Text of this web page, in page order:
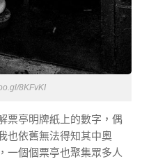
8KFvKI
票亭明牌紙上的數字，偶
也依舊無法得知其中奧
一個個票亭也聚集眾多人